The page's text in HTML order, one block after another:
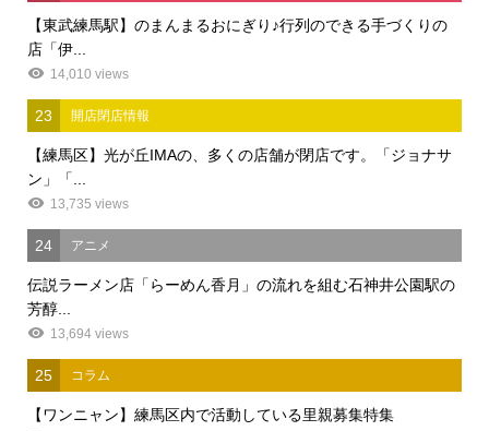
【東武練馬駅】のまんまるおにぎり♪行列のできる手づくりの
店「伊...
14,010 views
23 開店閉店情報
【練馬区】光が丘IMAの、多くの店舗が閉店です。「ジョナサ
ン」「...
13,735 views
24 アニメ
伝説ラーメン店「らーめん香月」の流れを組む石神井公園駅の
芳醇...
13,694 views
25 コラム
【ワンニャン】練馬区内で活動している里親募集特集